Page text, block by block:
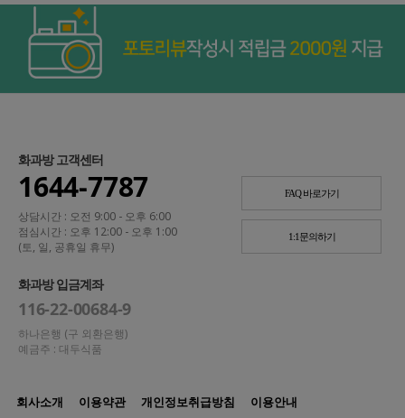
화과방 고객센터
1644-7787
상담시간 : 오전 9:00 - 오후 6:00
점심시간 : 오후 12:00 - 오후 1:00
(토, 일, 공휴일 휴무)
FAQ 바로가기
1:1문의하기
화과방 입금계좌
116-22-00684-9
하나은행 (구 외환은행)
예금주 : 대두식품
회사소개 이용약관 개인정보취급방침 이용안내